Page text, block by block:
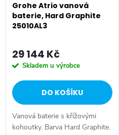
Grohe Atrio vanová
baterie, Hard Graphite
25010AL3
29 144 Kč
Skladem u výrobce
DO KOŠÍKU
Vanová baterie s křížovými
kohoutky. Barva Hard Graphite.